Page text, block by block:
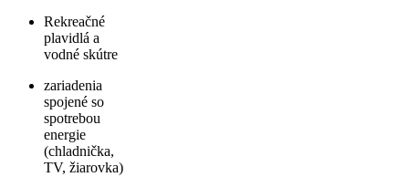
Rekreačné
plavidlá a
vodné skútre
zariadenia
spojené so
spotrebou
energie
(chladnička,
TV, žiarovka)